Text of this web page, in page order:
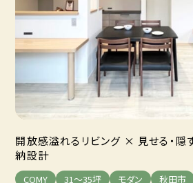
開放感溢れるリビング × 見せる・隠
納設計
COMY 31～35坪 モダン 秋田市